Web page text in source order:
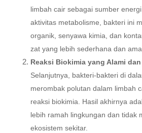
limbah cair sebagai sumber
aktivitas metabolisme, bakteri ini
organik, senyawa kimia, dan
zat yang lebih sederhana dan
Reaksi Biokimia yang Alami
Selanjutnya, bakteri-bakteri di
merombak polutan dalam limbah
reaksi biokimia. Hasil akhirnya
lebih ramah lingkungan dan tidak
ekosistem sekitar.